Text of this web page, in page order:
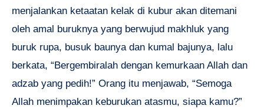
menjalankan ketaatan kelak di kubur akan ditemani
oleh amal buruknya yang berwujud makhluk yang
buruk rupa, busuk baunya dan kumal bajunya, lalu
berkata, “Bergembiralah dengan kemurkaan Allah dan
adzab yang pedih!” Orang itu menjawab, “Semoga
Allah menimpakan keburukan atasmu, siapa kamu?”